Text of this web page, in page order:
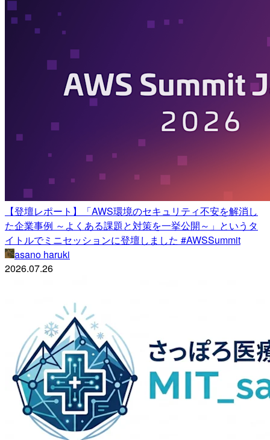
【登壇レポート】「AWS環境のセキュリティ不安を解消し
た企業事例 ～よくある課題と対策を一挙公開～」というタ
イトルでミニセッションに登壇しました #AWSSummit
asano haruki
2026.07.26